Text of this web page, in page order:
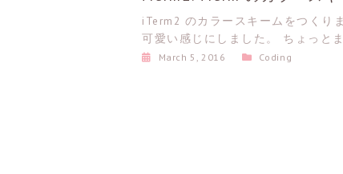
作った
iTerm2 のカラースキームをつくり
可愛い感じにしました。 ちょっと
March 5, 2016 Coding